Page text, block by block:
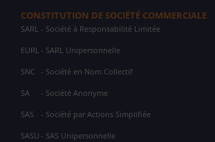
CONSTITUTION DE SOCIÉTÉ COMMERCIALE
SARL - Société à Responsabilité Limitée
EURL - SARL Unipersonnelle
SNC - Société en Nom Collectif
SA - Société Anonyme
SAS - Société par Actions Simplifiée
SASU - SAS Unipersonnelle